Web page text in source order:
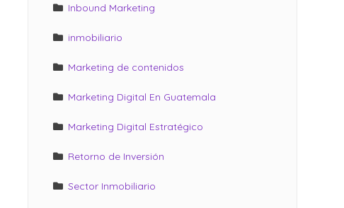
Inbound Marketing
inmobiliario
Marketing de contenidos
Marketing Digital En Guatemala
Marketing Digital Estratégico
Retorno de Inversión
Sector Inmobiliario